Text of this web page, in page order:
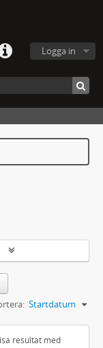
Logga in
Startdatum
resultat med